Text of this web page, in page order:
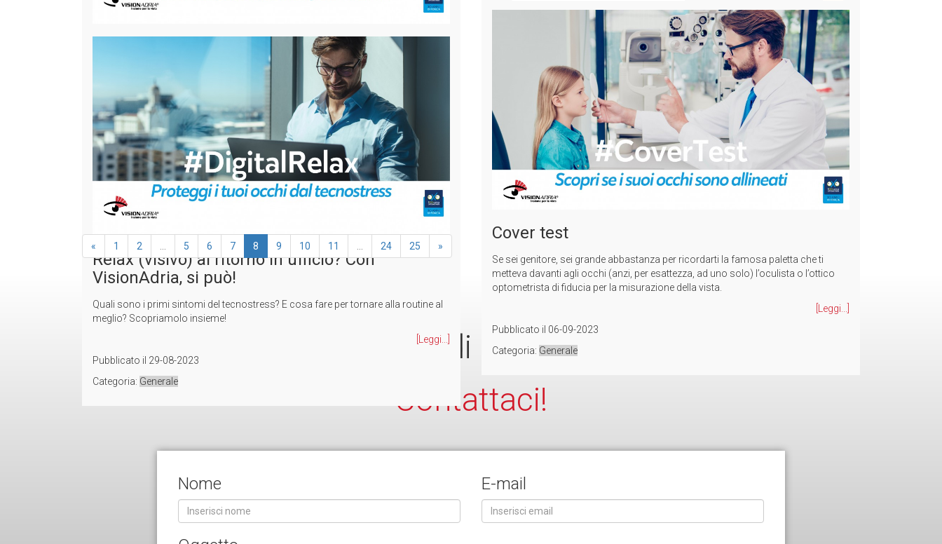
Uramaki salmone e cetriolo
Ecco la ricetta per preparare a casa uno dei cult della cucina giapponese: gli
[Leggi...]
Pubblicato il26-09-2023
Categoria:Generale
Armocromia ed Eyewear: gli Occhiali Perfetti
per la stagione Autunno (seguendo l'esempio
delle celeb)
L'Armocromia è un fenomeno che sta conquistando i social media e non solo.
Pubblicato il22-09-2023
Categoria:Generale
Cover test
Se sei genitore, sei grande abbastanza per ricordarti la famosa paletta che ti
metteva davanti agli occhi (anzi, per esattezza, ad uno solo) l’oculista o l’ottico
optometrista di fiducia per la misurazione della vista.
[Leggi...]
Pubblicato il 06-09-2023
Categoria: Generale
Relax (visivo) al ritorno in ufficio? Con
VisionAdria, si può!
Quali sono i primi sintomi del tecnostress? E cosa fare per tornare alla routine al
meglio? Scopriamolo insieme!
[Leggi...]
Pubblicato il 29-08-2023
Categoria: Generale
« 1 2 5 6 7 8 9 10 11 24 25 »
Hai bisogno di informazioni?
Contattaci!
Nome E-mail